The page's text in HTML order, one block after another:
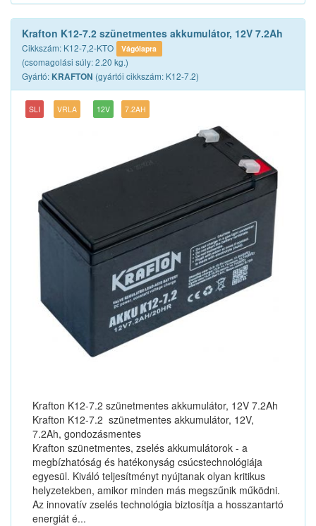
Krafton K12-7.2 szünetmentes akkumulátor, 12V 7.2Ah
Cikkszám: K12-7,2-KTO Vágólapra
(csomagolási súly: 2.20 kg.)
Gyártó: KRAFTON (gyártói cikkszám: K12-7.2)
SLI VRLA 12V 7.2AH
Krafton K12-7.2 szünetmentes akkumulátor, 12V 7.2Ah
Krafton K12-7.2 szünetmentes akkumulátor, 12V,
7.2Ah, gondozásmentes
Krafton szünetmentes, zselés akkumulátorok - a
megbízhatóság és hatékonyság csúcstechnológiája
egyesül. Kiváló teljesítményt nyújtanak olyan kritikus
helyzetekben, amikor minden más megszűnik működni.
Az innovatív zselés technológia biztosítja a hosszantartó
energiát é...